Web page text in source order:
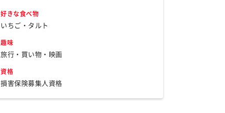
好きな食べ物
いちご・タルト
趣味
旅行・買い物・映画
資格
損害保険募集人資格